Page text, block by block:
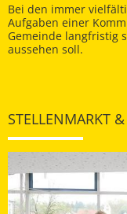
Bei den immer
Aufgaben einer
Gemeinde langfristig
aussehen soll.
STELLENMARKT